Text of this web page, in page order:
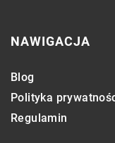
NAWIGACJA
Blog
Polityka
Regulamin